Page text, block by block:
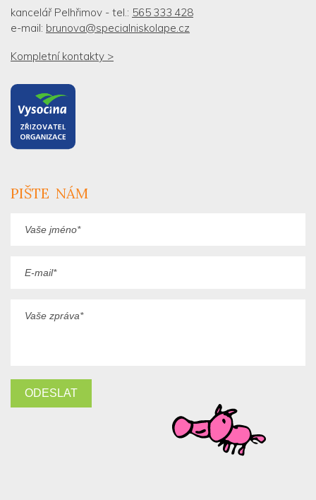
kancelář Pelhřimov - tel.: 565 333 428
e-mail: brunova@specialniskolape.cz
Kompletní kontakty >
PIŠTE NÁM